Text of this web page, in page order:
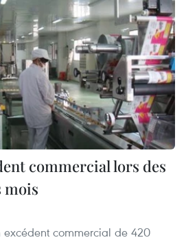
commercial lors des
mois
commercial de 420